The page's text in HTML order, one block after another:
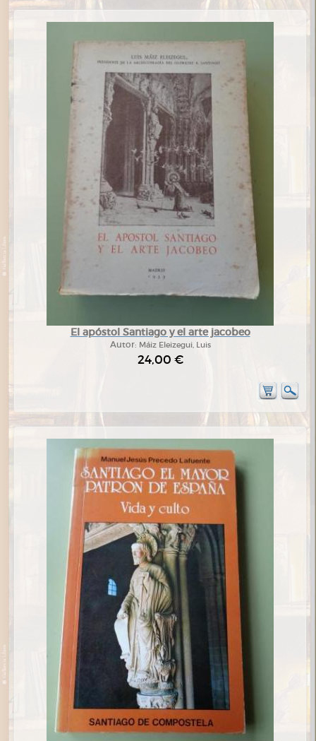
El apóstol Santiago y el arte jacobeo
Autor: Máiz Eleizegui, Luis
24,00 €